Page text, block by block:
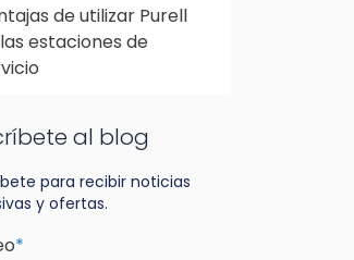
de utilizar Purell
estaciones de
al blog
para recibir noticias
y ofertas.
*